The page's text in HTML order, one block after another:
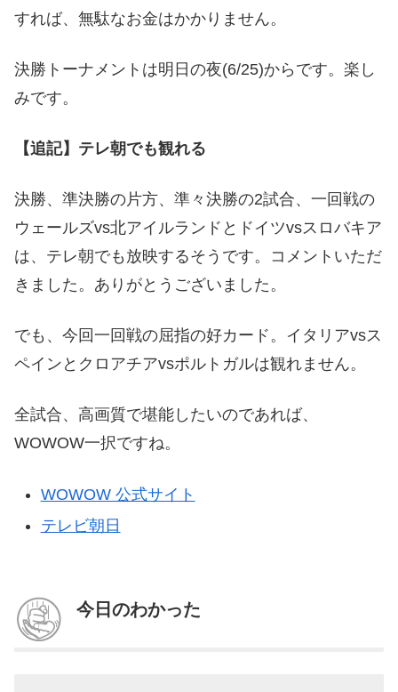
すれば、無駄なお金はかかりません。
決勝トーナメントは明日の夜(6/25)からです。楽し
みです。
【追記】テレ朝でも観れる
決勝、準決勝の片方、準々決勝の2試合、一回戦の
ウェールズvs北アイルランドとドイツvsスロバキア
は、テレ朝でも放映するそうです。コメントいただ
きました。ありがとうございました。
でも、今回一回戦の屈指の好カード。イタリアvsス
ペインとクロアチアvsポルトガルは観れません。
全試合、高画質で堪能したいのであれば、
WOWOW一択ですね。
WOWOW 公式サイト
テレビ朝日
今日のわかった